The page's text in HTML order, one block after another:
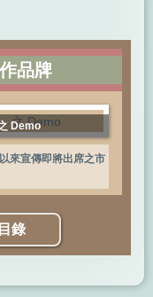
品牌
Demo
來宣傳即將出席之市
錄